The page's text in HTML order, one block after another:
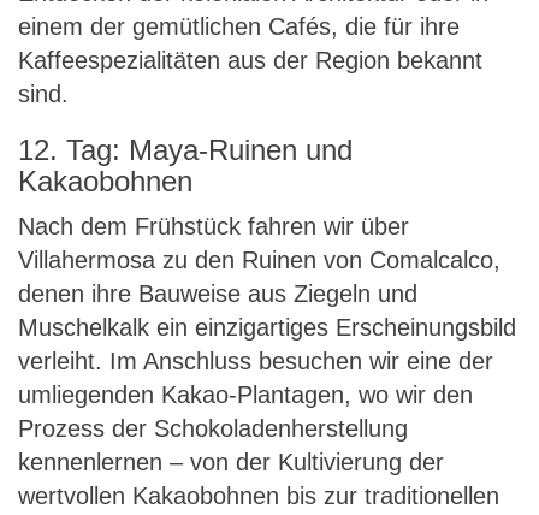
einem der gemütlichen Cafés, die für ihre
Kaffeespezialitäten aus der Region bekannt
sind.
12. Tag: Maya-Ruinen und
Kakaobohnen
Nach dem Frühstück fahren wir über
Villahermosa zu den Ruinen von Comalcalco,
denen ihre Bauweise aus Ziegeln und
Muschelkalk ein einzigartiges Erscheinungsbild
verleiht. Im Anschluss besuchen wir eine der
umliegenden Kakao-Plantagen, wo wir den
Prozess der Schokoladenherstellung
kennenlernen – von der Kultivierung der
wertvollen Kakaobohnen bis zur traditionellen